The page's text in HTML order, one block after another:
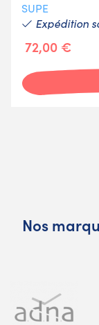
SUPE
Expédition
72,00 €
Nos